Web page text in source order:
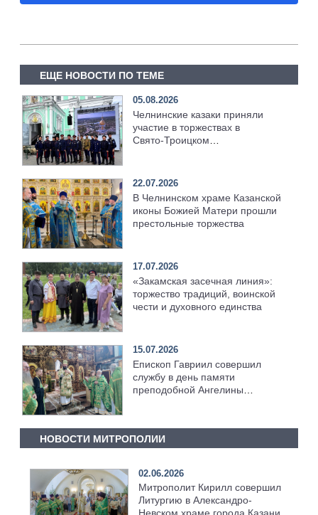
ЕЩЕ НОВОСТИ ПО ТЕМЕ
05.08.2026
Челнинские казаки приняли
участие в торжествах в
Свято‑Троицком
22.07.2026
В Челнинском храме Казанской
иконы Божией Матери прошли
престольные торжества
17.07.2026
«Закамская засечная линия»:
торжество традиций, воинской
чести и духовного единства
15.07.2026
Епископ Гавриил совершил
службу в день памяти
преподобной Ангелины
НОВОСТИ МИТРОПОЛИИ
02.06.2026
Митрополит Кирилл совершил
Литургию в Александро-